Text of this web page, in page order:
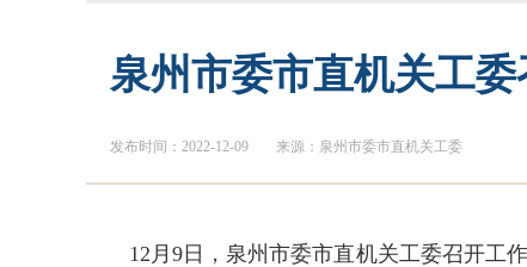
泉州市委市直机关工
发布时间：2022-12-09 来源：泉州市委市直机关工委
12月9日，泉州市委市直机关工委召开工